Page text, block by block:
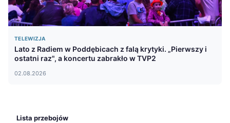
TELEWIZJA
Lato z Radiem w Poddębicach z falą krytyki. „Pierwszy i
ostatni raz", a koncertu zabrakło w TVP2
02.08.2026
Lista przebojów